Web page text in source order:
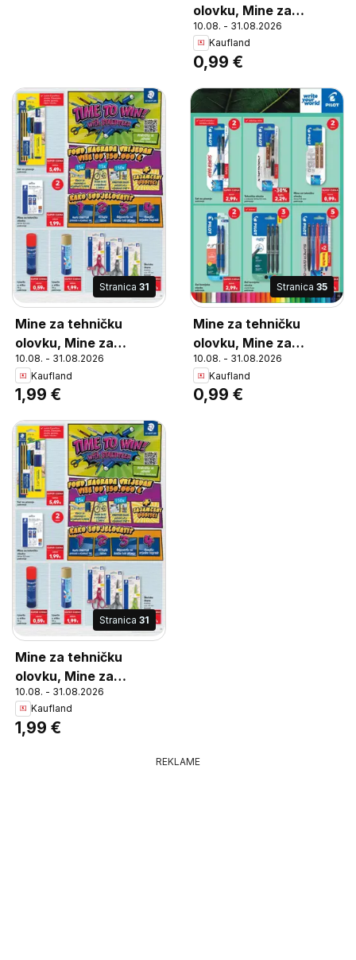
olovku, Mine za
tehničku olovku širina
0,5 mm pakiranje
10.08. - 31.08.2026
Kaufland
0,99 €
Stranica 31
Mine za tehničku
olovku, Mine za
tehničku olovku, širine
0,5 mm pakiranje
10.08. - 31.08.2026
Kaufland
1,99 €
Stranica 35
Mine za tehničku
olovku, Mine za
tehničku olovku širina
0,5 mm pakiranje
10.08. - 31.08.2026
Kaufland
0,99 €
Stranica 31
Mine za tehničku
olovku, Mine za
tehničku olovku, širine
0,5 mm pakiranje
10.08. - 31.08.2026
Kaufland
1,99 €
REKLAME